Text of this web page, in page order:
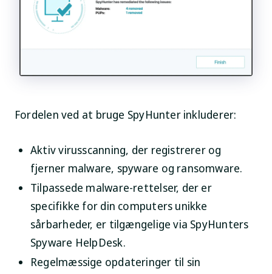
Fordelen ved at bruge SpyHunter inkluderer:
Aktiv virusscanning, der registrerer og
fjerner malware, spyware og ransomware.
Tilpassede malware-rettelser, der er
specifikke for din computers unikke
sårbarheder, er tilgængelige via SpyHunters
Spyware HelpDesk.
Regelmæssige opdateringer til sin